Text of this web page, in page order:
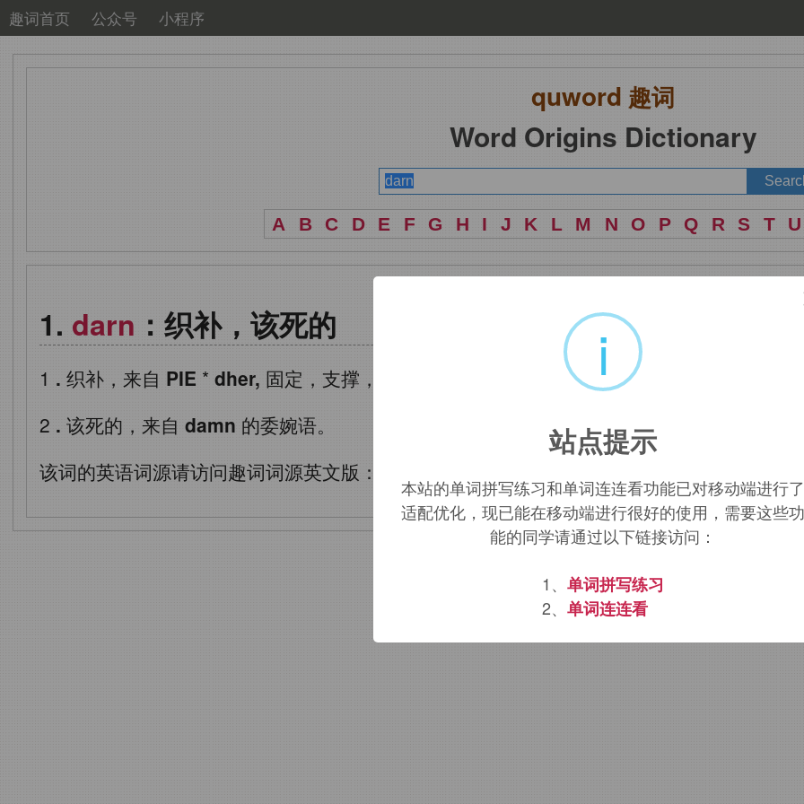
趣词首页 公众号 小程序
quword 趣词
Word Origins Dictionary
A B C D E F G H I J K L M N O P Q R S T U
darn ：织补，该死的
1 . 织补，来自 PIE * dher, 固定，支撑，词源同
引申词义织补。
2 . 该死的，来自 damn 的委婉语。
该词的英语词源请访问趣词词源英文版：
i
站点提示
本站的单词拼写练习和单词连连看功能已对移动端进行了
适配优化，现已能在移动端进行很好的使用，需要这些功
能的同学请通过以下链接访问：
1、 单词拼写练习
2、 单词连连看